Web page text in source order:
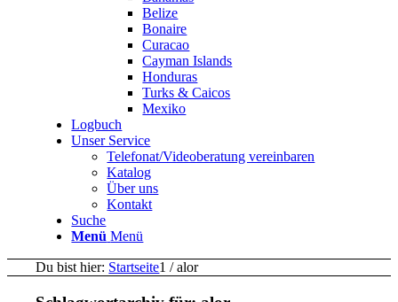
Belize
Bonaire
Curacao
Cayman Islands
Honduras
Turks & Caicos
Mexiko
Logbuch
Unser Service
Telefonat/Videoberatung vereinbaren
Katalog
Über uns
Kontakt
Suche
Menü Menü
Du bist hier: Startseite1 / alor